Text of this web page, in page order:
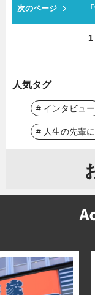
次のページ
1
人気タグ
# インタビュー
# 人生の先輩